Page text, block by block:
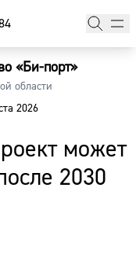
«Би-порт»
области
2026
может
2030